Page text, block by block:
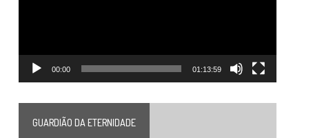
00:00 01:13:59
GUARDIÃO DA ETERNIDADE